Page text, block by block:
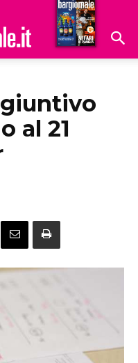
Hoteldomani
al 21